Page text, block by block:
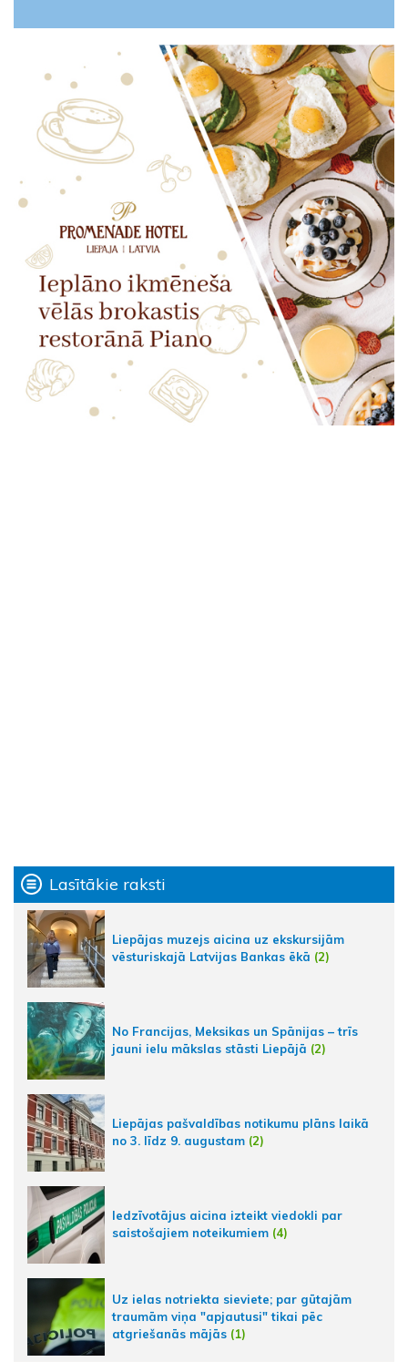
Lasītākie raksti
Liepājas muzejs aicina uz ekskursijām
vēsturiskajā Latvijas Bankas ēkā (2)
No Francijas, Meksikas un Spānijas – trīs
jauni ielu mākslas stāsti Liepājā (2)
Liepājas pašvaldības notikumu plāns laikā
no 3. līdz 9. augustam (2)
Iedzīvotājus aicina izteikt viedokli par
saistošajiem noteikumiem (4)
Uz ielas notriekta sieviete; par gūtajām
traumām viņa "apjautusi" tikai pēc
atgriešanās mājās (1)